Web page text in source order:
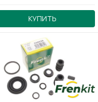
КУПИТЬ